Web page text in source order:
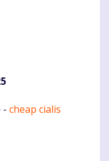
- cheap cialis